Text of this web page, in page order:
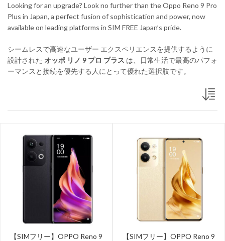
Looking for an upgrade? Look no further than the Oppo Reno 9 Pro
Plus in Japan, a perfect fusion of sophistication and power, now
available on leading platforms in SIM FREE Japan’s pride.
シームレスで高速なユーザー エクスペリエンスを提供するように
設計された オッポ リノ 9 プロ プラス は、日常生活で最高のパフォ
ーマンスと接続を優先する人にとって優れた選択肢です。
【SIMフリー】OPPO Reno 9
【SIMフリー】OPPO Reno 9